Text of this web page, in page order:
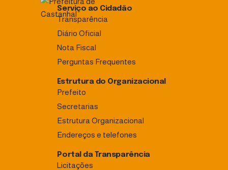
Serviço ao Cidadão
Transparência
Diário Oficial
Nota Fiscal
Perguntas Frequentes
Estrutura do Organizacional
Prefeito
Secretarias
Estrutura Organizacional
Endereços e telefones
Portal da Transparência
Licitações